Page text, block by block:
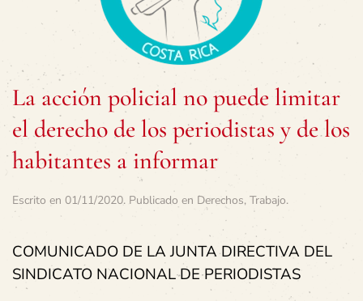
La acción policial no puede limitar
el derecho de los periodistas y de los
habitantes a informar
Escrito en 01/11/2020. Publicado en Derechos, Trabajo.
COMUNICADO DE LA JUNTA DIRECTIVA DEL
SINDICATO NACIONAL DE PERIODISTAS